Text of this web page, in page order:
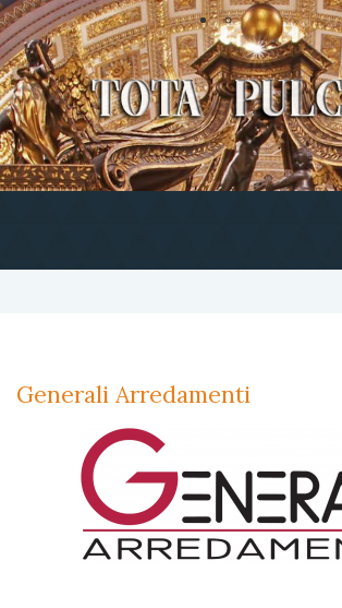
Generali Arredamenti